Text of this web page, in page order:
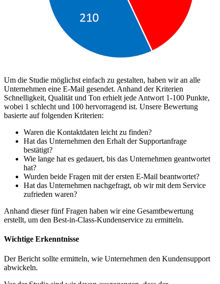
Um die Studie möglichst einfach zu gestalten, haben wir an alle
Unternehmen eine E-Mail gesendet. Anhand der Kriterien
Schnelligkeit, Qualität und Ton erhielt jede Antwort 1-100 Punkte,
wobei 1 schlecht und 100 hervorragend ist. Unsere Bewertung
basierte auf folgenden Kriterien:
Waren die Kontaktdaten leicht zu finden?
Hat das Unternehmen den Erhalt der Supportanfrage
bestätigt?
Wie lange hat es gedauert, bis das Unternehmen geantwortet
hat?
Wurden beide Fragen mit der ersten E-Mail beantwortet?
Hat das Unternehmen nachgefragt, ob wir mit dem Service
zufrieden waren?
Anhand dieser fünf Fragen haben wir eine Gesamtbewertung
erstellt, um den Best-in-Class-Kundenservice zu ermitteln.
Wichtige Erkenntnisse
Der Bericht sollte ermitteln, wie Unternehmen den Kundensupport
abwickeln.